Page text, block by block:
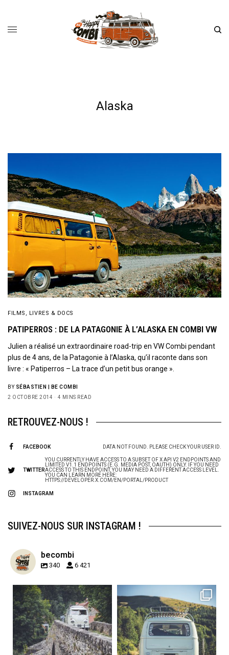
Alaska
FILMS, LIVRES & DOCS
PATIPERROS : DE LA PATAGONIE À L’ALASKA EN COMBI VW
Julien a réalisé un extraordinaire road-trip en VW Combi pendant
plus de 4 ans, de la Patagonie à l’Alaska, qu’il raconte dans son
livre : « Patiperros – La trace d’un petit bus orange ».
BY SÉBASTIEN | BE COMBI
2 OCTOBRE 2014
4 MINS READ
RETROUVEZ-NOUS !
FACEBOOK DATA NOT FOUND. PLEASE CHECK YOUR USER ID.
TWITTER
YOU CURRENTLY HAVE ACCESS TO A SUBSET OF X API V2 ENDPOINTS AND
LIMITED V1.1 ENDPOINTS (E.G. MEDIA POST, OAUTH) ONLY. IF YOU NEED
ACCESS TO THIS ENDPOINT, YOU MAY NEED A DIFFERENT ACCESS LEVEL.
YOU CAN LEARN MORE HERE:
HTTPS://DEVELOPER.X.COM/EN/PORTAL/PRODUCT
INSTAGRAM
SUIVEZ-NOUS SUR INSTAGRAM !
becombi
340 6 421
becombi